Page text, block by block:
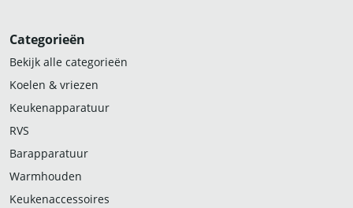
Categorieën
Bekijk alle categorieën
Koelen & vriezen
Keukenapparatuur
RVS
Barapparatuur
Warmhouden
Keukenaccessoires